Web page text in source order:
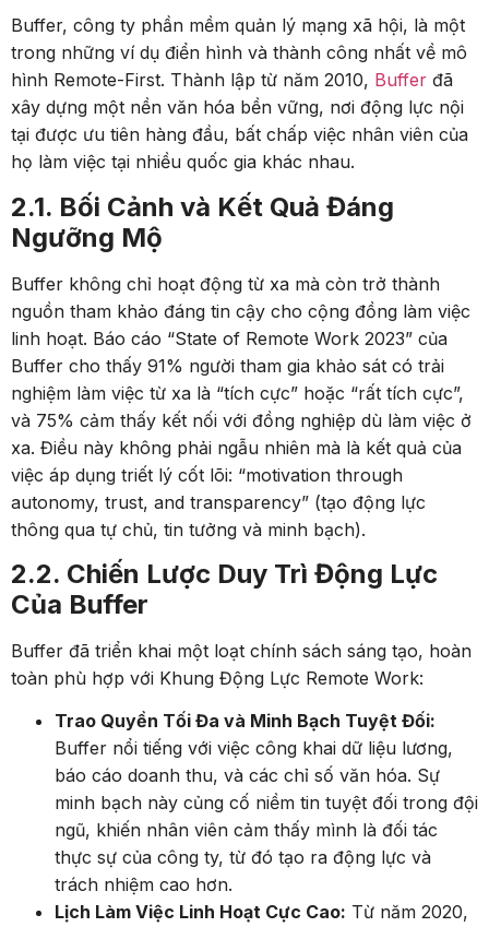
Buffer, công ty phần mềm quản lý mạng xã hội, là một
trong những ví dụ điển hình và thành công nhất về mô
hình Remote-First. Thành lập từ năm 2010, Buffer đã
xây dựng một nền văn hóa bền vững, nơi động lực nội
tại được ưu tiên hàng đầu, bất chấp việc nhân viên của
họ làm việc tại nhiều quốc gia khác nhau.
2.1. Bối Cảnh và Kết Quả Đáng
Ngưỡng Mộ
Buffer không chỉ hoạt động từ xa mà còn trở thành
nguồn tham khảo đáng tin cậy cho cộng đồng làm việc
linh hoạt. Báo cáo “State of Remote Work 2023” của
Buffer cho thấy 91% người tham gia khảo sát có trải
nghiệm làm việc từ xa là “tích cực” hoặc “rất tích cực”,
và 75% cảm thấy kết nối với đồng nghiệp dù làm việc ở
xa. Điều này không phải ngẫu nhiên mà là kết quả của
việc áp dụng triết lý cốt lõi: “motivation through
autonomy, trust, and transparency” (tạo động lực
thông qua tự chủ, tin tưởng và minh bạch).
2.2. Chiến Lược Duy Trì Động Lực
Của Buffer
Buffer đã triển khai một loạt chính sách sáng tạo, hoàn
toàn phù hợp với Khung Động Lực Remote Work:
Trao Quyền Tối Đa và Minh Bạch Tuyệt Đối:
Buffer nổi tiếng với việc công khai dữ liệu lương,
báo cáo doanh thu, và các chỉ số văn hóa. Sự
minh bạch này củng cố niềm tin tuyệt đối trong đội
ngũ, khiến nhân viên cảm thấy mình là đối tác
thực sự của công ty, từ đó tạo ra động lực và
trách nhiệm cao hơn.
Lịch Làm Việc Linh Hoạt Cực Cao: Từ năm 2020,